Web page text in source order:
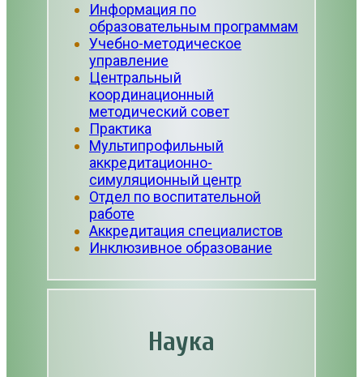
Информация по
образовательным программам
Учебно-методическое
управление
Центральный
координационный
методический совет
Практика
Мультипрофильный
аккредитационно-
симуляционный центр
Отдел по воспитательной
работе
Аккредитация специалистов
Инклюзивное образование
Наука